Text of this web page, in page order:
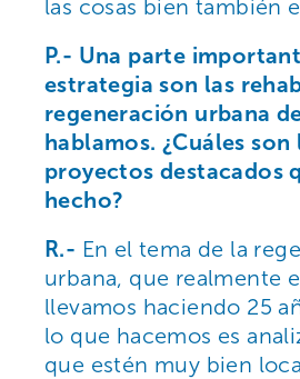
las cosas bien también
P.- Una parte
estrategia son las
regeneración urbana
hablamos. ¿Cuáles
proyectos destacados
hecho?
R.- En el tema de la
urbana, que realmente
llevamos haciendo 25
lo que hacemos es
que estén muy bien